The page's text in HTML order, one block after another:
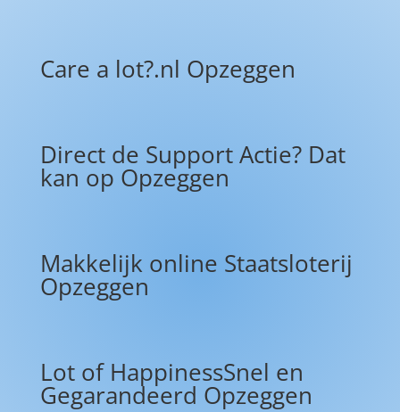
Care a lot?.nl Opzeggen
Direct de Support Actie? Dat
kan op Opzeggen
Makkelijk online Staatsloterij
Opzeggen
Lot of HappinessSnel en
Gegarandeerd Opzeggen